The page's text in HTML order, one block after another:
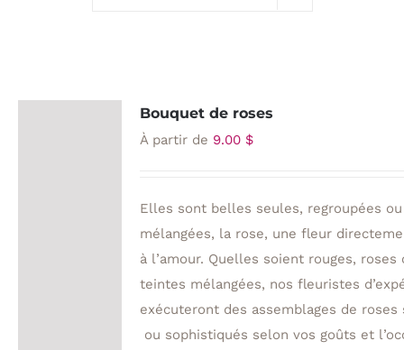
Bouquet de roses
À partir de 9.00 $
Elles sont belles seules, regroupées ou
mélangées, la rose, une fleur
à l’amour. Quelles soient rouges, roses
teintes mélangées, nos fleuristes
exécuteront des assemblages de roses
ou sophistiqués selon vos goûts et